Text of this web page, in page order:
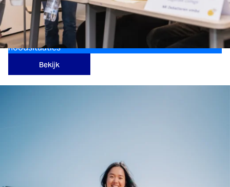
Samen Weerbaar
Voor mensen die zich samen voorbereiden op
noodsituaties
Bekijk